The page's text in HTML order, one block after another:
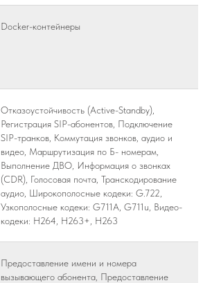
Docker-контейнеры
Отказоустойчивость (Active-Standby),
Регистрация SIP-абонентов, Подключение
SIP-транков, Коммутация звонков, аудио и
видео, Маршрутизация по Б- номерам,
Выполнение ДВО, Информация о звонках
(CDR), Голосовая почта, Транскодирование
аудио, Широкополосные кодеки: G.722,
Узкополосные кодеки: G711A, G711u, Видео-
кодеки: H264, H263+, H263
Предоставление имени и номера
вызывающего абонента, Предоставление